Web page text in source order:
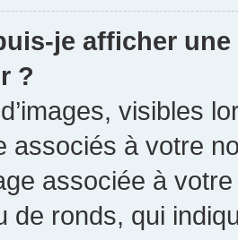
je afficher
?
visibles
associés à votre
associée à
de ronds, qui